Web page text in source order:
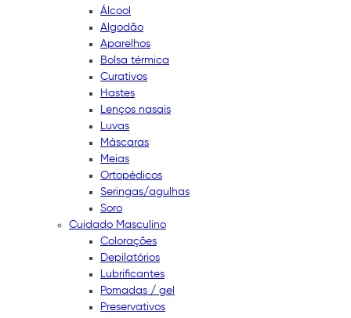
Álcool
Algodão
Aparelhos
Bolsa térmica
Curativos
Hastes
Lenços nasais
Luvas
Máscaras
Meias
Ortopédicos
Seringas/agulhas
Soro
Cuidado Masculino
Colorações
Depilatórios
Lubrificantes
Pomadas / gel
Preservativos